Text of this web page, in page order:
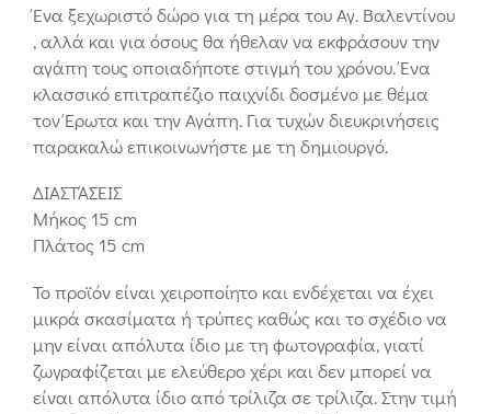
Ένα ξεχωριστό δώρο για τη μέρα του Αγ. Βαλεντίνου
, αλλά και για όσους θα ήθελαν να εκφράσουν την
αγάπη τους οποιαδήποτε στιγμή του χρόνου. Ένα
κλασσικό επιτραπέζιο παιχνίδι δοσμένο με θέμα
τον Έρωτα και την Αγάπη. Για τυχών διευκρινήσεις
παρακαλώ επικοινωνήστε με τη δημιουργό.
ΔΙΑΣΤΆΣΕΙΣ
Μήκος 15 cm
Πλάτος 15 cm
Το προϊόν είναι χειροποίητο και ενδέχεται να έχει
μικρά σκασίματα ή τρύπες καθώς και το σχέδιο να
μην είναι απόλυτα ίδιο με τη φωτογραφία, γιατί
ζωγραφίζεται με ελεύθερο χέρι και δεν μπορεί να
είναι απόλυτα ίδιο από τρίλιζα σε τρίλιζα. Στην τιμή